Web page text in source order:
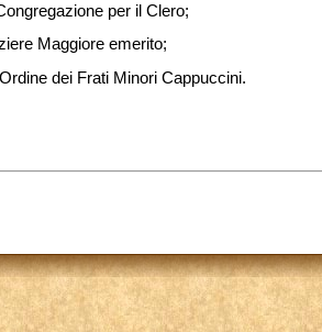
per il Clero;
Maggiore emerito;
dei Frati Minori Cappuccini.